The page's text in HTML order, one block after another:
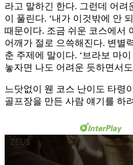
라고 말하긴 한다. 그런데 어려
이 풀린다. ‘내가 이것밖에 안
때문이다. 조금 쉬운 코스에서
어깨가 절로 으쓱해진다. 변별
춘 주제에 말이다. ‘브라보 마
놓자면 나도 어려운 듯하면서
느닷없이 웬 코스 난이도 타령
골프장을 만든 사람 얘기를 하